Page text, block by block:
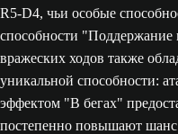
R5-D4, чьи особые
способности "Поддержание
вражеских ходов также
уникальной способности:
эффектом "В бегах"
постепенно повышают шанс